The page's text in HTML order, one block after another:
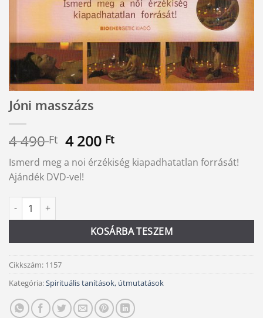
Jóni masszázs
4 490Ft Original
price
was:
4
4 200 FtCurrent
price
is:
Ismerd meg a noi érzékiség kiapadhatatlan forrását!
Ajándék DVD-vel!
Jóni masszázs mennyiség
KOSÁRBA TESZEM
Alternative:
Cikkszám: 1157
Kategória:Spirituális tanítások, útmutatások